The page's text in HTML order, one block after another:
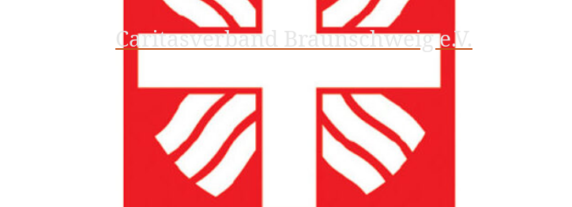
Caritasverband Braunschweig e.V.